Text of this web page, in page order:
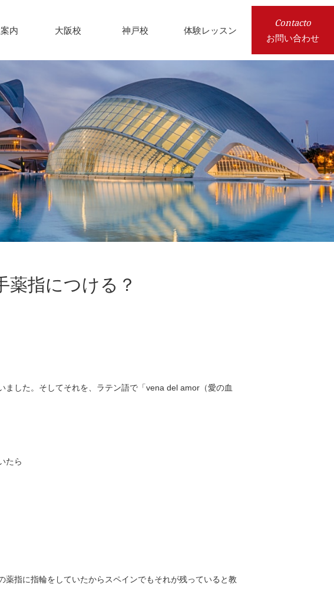
内 大阪校 神戸校 体験レッスン
Contacto
お問い合わせ
薬指につける？
した。そしてそれを、ラテン語で「vena del amor（愛の血
たら
指に指輪をしていたからスペインでもそれが残っていると教